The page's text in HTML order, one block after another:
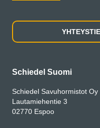
Schiedel Suomi
Schiedel Savuhormistot Oy
Lautamiehentie 3
02770 Espoo